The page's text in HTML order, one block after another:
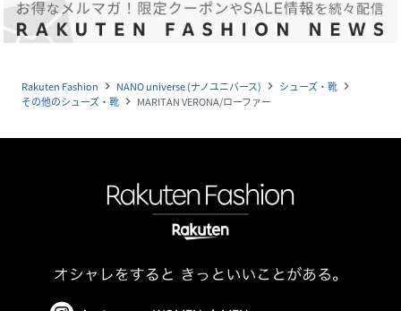
Rakuten Fashion navigate_next NANO universe (ナノユニバース) navigate_next シューズ・靴 navigate_next
その他のシューズ・靴 navigate_next MARITAN VERONA/ローファー